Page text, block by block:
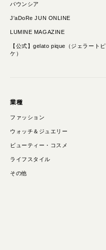
バウンシア
J'aDoRe JUN ONLINE
LUMINE MAGAZINE
【公式】gelato pique（ジェラートピ
ケ）
業種
ファッション
ウォッチ＆ジュエリー
ビューティー・コスメ
ライフスタイル
その他